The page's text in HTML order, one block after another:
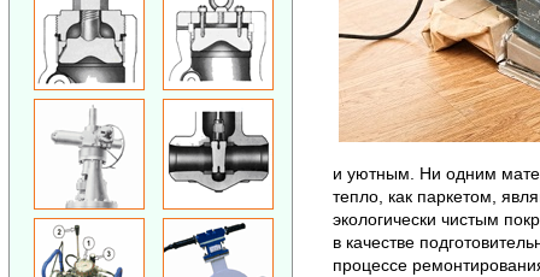
и уютным. Ни одним
тепло, как паркетом,
экологически чистым
в качестве
процессе